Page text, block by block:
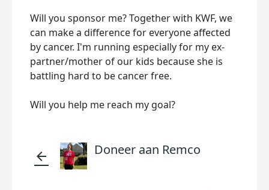
Will you sponsor me? Together with KWF, we
can make a difference for everyone affected
by cancer. I'm running especially for my ex-
partner/mother of our kids because she is
battling hard to be cancer free.
Will you help me reach my goal?
arrow_back Doneer aan Remco